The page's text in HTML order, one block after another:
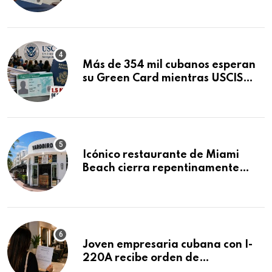
Más de 354 mil cubanos esperan
su Green Card mientras USCIS
Icónico restaurante de Miami
Beach cierra repentinamente
Joven empresaria cubana con I-
220A recibe orden de